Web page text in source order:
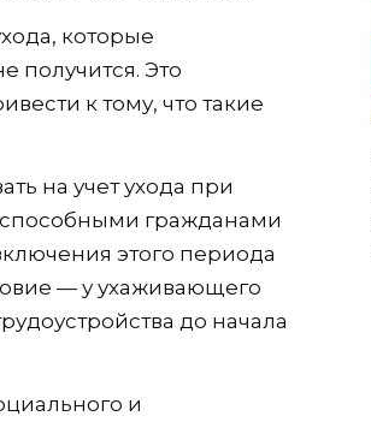
которые
получится. Это
к тому, что такие
на учет ухода при
гражданами
этого периода
— у ухаживающего
до начала
и